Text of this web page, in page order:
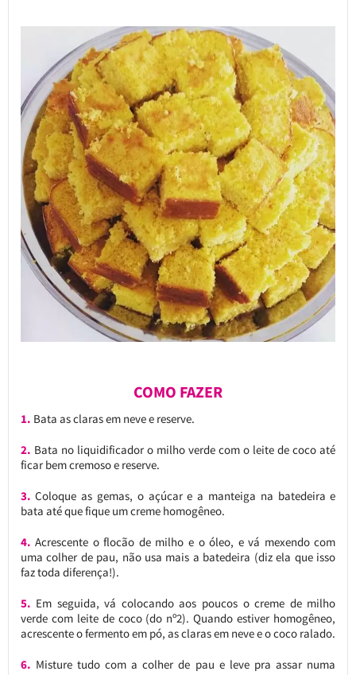
COMO FAZER
1. Bata as claras em neve e reserve.
2. Bata no liquidificador o milho verde com o leite de coco até
ficar bem cremoso e reserve.
3. Coloque as gemas, o açúcar e a manteiga na batedeira e
bata até que fique um creme homogêneo.
4. Acrescente o flocão de milho e o óleo, e vá mexendo com
uma colher de pau, não usa mais a batedeira (diz ela que isso
faz toda diferença!).
5. Em seguida, vá colocando aos poucos o creme de milho
verde com leite de coco (do nº2). Quando estiver homogêneo,
acrescente o fermento em pó, as claras em neve e o coco ralado.
6. Misture tudo com a colher de pau e leve pra assar numa